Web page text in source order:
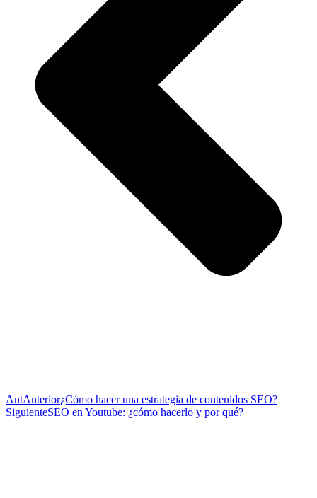
AntAnterior¿Cómo hacer una estrategia de contenidos SEO?
SiguienteSEO en Youtube: ¿cómo hacerlo y por qué?